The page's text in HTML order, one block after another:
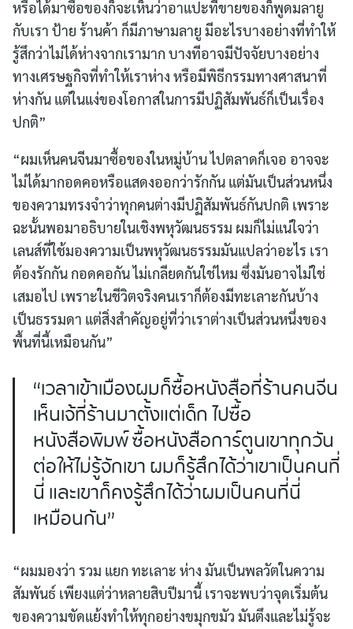
Search
for:
หรือได้มาซื้อของก็จะเห็นว่าอาแปะที่ขายของก็พูดมลายู
กับเรา ป้าย ร้านค้า ก็มีภาษามลายู มีอะไรบางอย่างที่ทำให้
รู้สึกว่าไม่ได้ห่างจากเรามาก บางทีอาจมีปัจจัยบางอย่าง
ทางเศรษฐกิจที่ทำให้เราห่าง หรือมีพิธีกรรมทางศาสนาที่
ห่างกัน แต่ในแง่ของโอกาสในการมีปฏิสัมพันธ์ก็เป็นเรื่อง
ปกติ”
“ผมเห็นคนจีนมาซื้อของในหมู่บ้าน ไปตลาดก็เจอ อาจจะ
ไม่ได้มากอดคอหรือแสดงออกว่ารักกัน แต่มันเป็นส่วนหนึ่ง
ของความทรงจำว่าทุกคนต่างมีปฏิสัมพันธ์กันปกติ เพราะ
ฉะนั้นพอมาอธิบายในเชิงพหุวัฒนธรรม ผมก็ไม่แน่ใจว่า
เลนส์ที่ใช้มองความเป็นพหุวัฒนธรรมมันแปลว่าอะไร เรา
ต้องรักกัน กอดคอกัน ไม่เกลียดกันใช่ไหม ซึ่งมันอาจไม่ใช่
เสมอไป เพราะในชีวิตจริงคนเราก็ต้องมีทะเลาะกันบ้าง
เป็นธรรมดา แต่สิ่งสำคัญอยู่ที่ว่าเราต่างเป็นส่วนหนึ่งของ
พื้นที่นี้เหมือนกัน”
“เวลาเข้าเมืองผมก็ซื้อหนังสือที่ร้านคนจีน
เห็นเจ้ที่ร้านมาตั้งแต่เด็ก ไปซื้อ
หนังสือพิมพ์ ซื้อหนังสือการ์ตูนเขาทุกวัน
ต่อให้ไม่รู้จักเขา ผมก็รู้สึกได้ว่าเขาเป็นคนที่
นี่ และเขาก็คงรู้สึกได้ว่าผมเป็นคนที่นี่
เหมือนกัน”
“ผมมองว่า รวม แยก ทะเลาะ ห่าง มันเป็นพลวัตในความ
สัมพันธ์ เพียงแต่ว่าหลายสิบปีมานี้ เราจะพบว่าจุดเริ่มต้น
ของความขัดแย้งทำให้ทุกอย่างขมุกขมัว มันตึงและไม่รู้จะ